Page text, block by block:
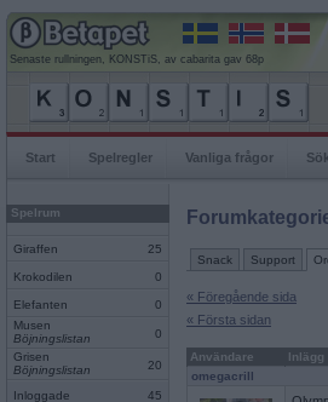
Senaste rullningen, KONSTiS, av cabarita gav 68p
Start Spelregler Vanliga frågor
Spelrum
Giraffen 25
Krokodilen 0
Elefanten
0
Musen
Böjningslistan
0
Grisen
Böjningslistan
20
Inloggade 45
Snack Support
« Föregående sida
« Första sidan
Användare
Inlägg
omegacrill